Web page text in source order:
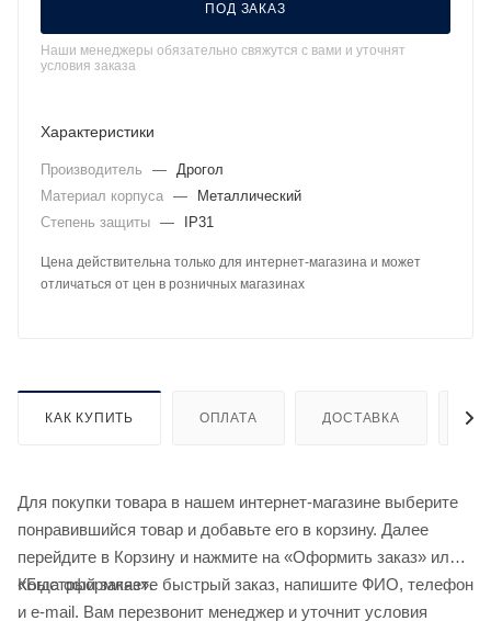
ПОД ЗАКАЗ
Наши менеджеры обязательно свяжутся с вами и уточнят
условия заказа
Характеристики
Производитель — Дрогол
Материал корпуса —
Металлический
Степень защиты — IP31
Цена действительна только для интернет-магазина и может
отличаться от цен в розничных магазинах
КАК КУПИТЬ ОПЛАТА ДОСТАВКА
Для покупки товара в нашем интернет-магазине выберите
понравившийся товар и добавьте его в корзину. Далее
перейдите в Корзину и нажмите на «Оформить заказ» или
«Быстрый заказ».
Когда оформляете быстрый заказ, напишите ФИО, телефон
и e-mail. Вам перезвонит менеджер и уточнит условия